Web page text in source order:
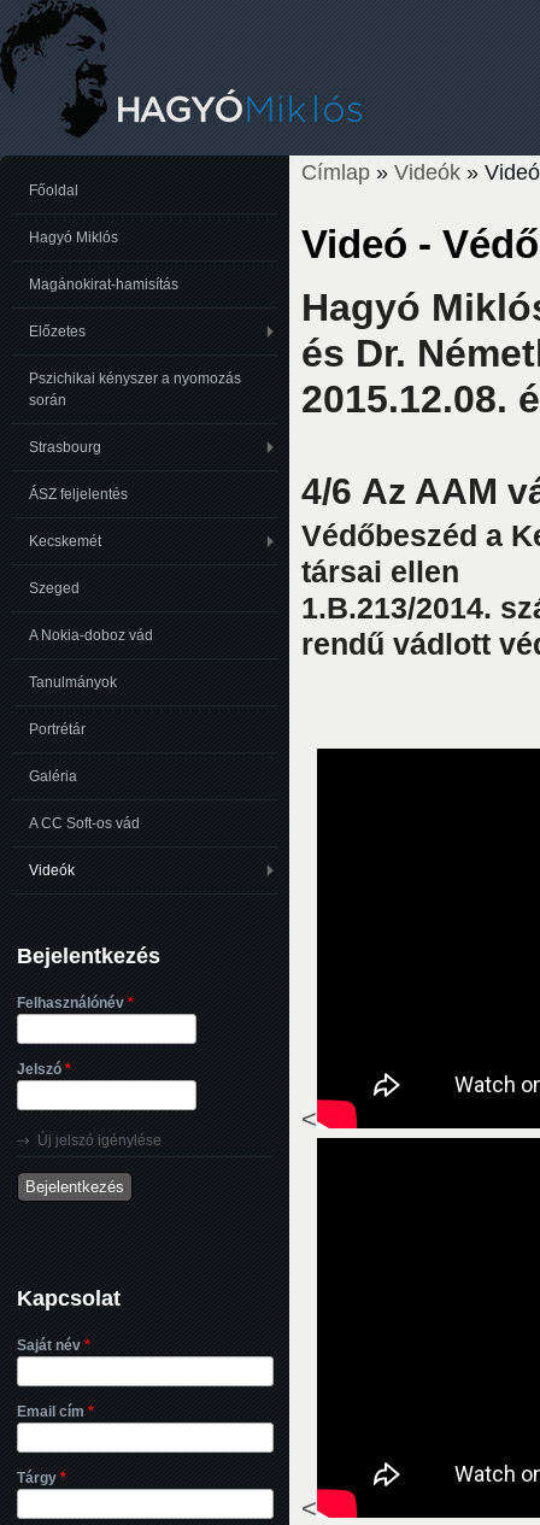
Címlap » Videók »
Videó -
Hagyó
és Dr.
2015.12.08.
4/6 Az AAM
Védőbeszéd a
társai ellen
1.B.213/2014.
rendű vádlott
<
<
Főoldal
Hagyó Miklós
Magánokirat-hamisítás
Előzetes
Pszichikai kényszer a nyomozás
során
Strasbourg
ÁSZ feljelentés
Kecskemét
Szeged
A Nokia-doboz vád
Tanulmányok
Portrétár
Galéria
A CC Soft-os vád
Videók
Bejelentkezés
Felhasználónév *
Jelszó *
Új jelszó igénylése
Kapcsolat
Saját név *
Email cím *
Tárgy *